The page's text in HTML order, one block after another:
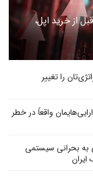
از خرید اپل،
را تغییر
واقعاً در خطر
به بحرانی سیستمی